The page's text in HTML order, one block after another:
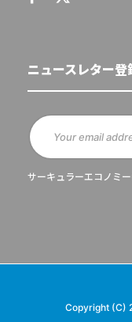
ニュースレター登
サーキュラーエコノミ
Copyright (C)